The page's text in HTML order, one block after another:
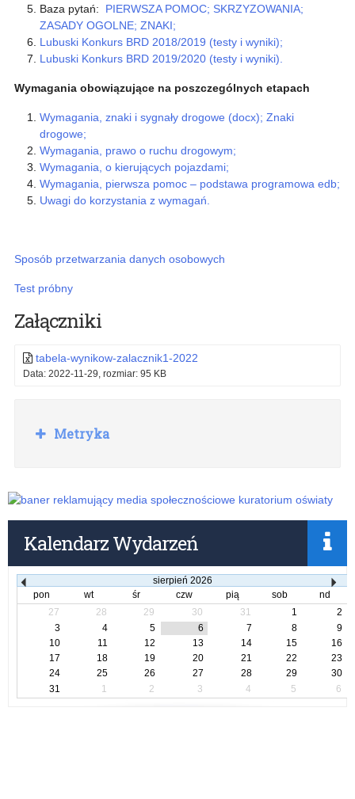
Baza pytań: PIERWSZA POMOC; SKRZYZOWANIA;
ZASADY OGOLNE; ZNAKI;
Lubuski Konkurs BRD 2018/2019 (testy i wyniki);
Lubuski Konkurs BRD 2019/2020 (testy i wyniki).
Wymagania obowiązujące na poszczególnych etapach
Wymagania, znaki i sygnały drogowe (docx); Znaki
drogowe;
Wymagania, prawo o ruchu drogowym;
Wymagania, o kierujących pojazdami;
Wymagania, pierwsza pomoc – podstawa programowa edb;
Uwagi do korzystania z wymagań.
Sposób przetwarzania danych osobowych
Test próbny
Załączniki
tabela-wynikow-zalacznik1-2022
Data: 2022-11-29, rozmiar: 95 KB
Rozwiń
Metryka
Kalendarz Wydarzeń
sierpień 2026
pon
wt śr czw pią sob
nd
27
28 29 30 31 1
2
3
4 5 6 7 8
9
10
11 12 13 14 15
16
17
18 19 20 21 22
23
24
25 26 27 28 29
30
31
1 2 3 4 5 6